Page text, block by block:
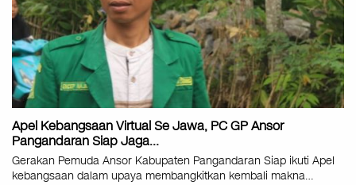
Apel Kebangsaan Virtual Se Jawa, PC GP Ansor
Pangandaran Siap Jaga…
Gerakan Pemuda Ansor Kabupaten Pangandaran Siap ikuti Apel
kebangsaan dalam upaya membangkitkan kembali makna…